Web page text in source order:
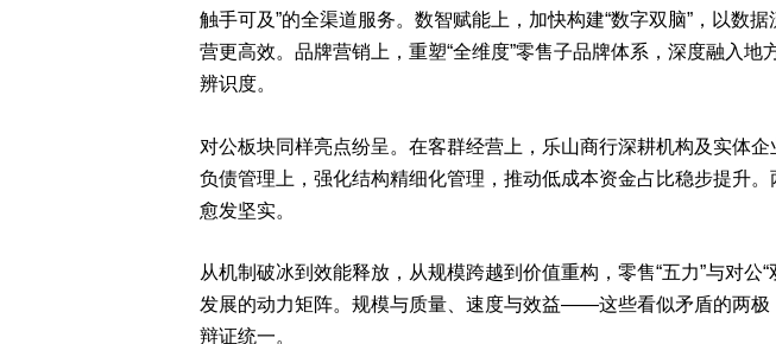
触手可及”的全渠道服务。数智赋能上，加快构建“数字双脑”，以数
营更高效。品牌营销上，重塑“全维度”零售子品牌体系，深度融入地
辨识度。
对公板块同样亮点纷呈。在客群经营上，乐山商行深耕机构及实体企
负债管理上，强化结构精细化管理，推动低成本资金占比稳步提升
愈发坚实。
从机制破冰到效能释放，从规模跨越到价值重构，零售“五力”与对公
发展的动力矩阵。规模与质量、速度与效益——这些看似矛盾的两极
辩证统一。